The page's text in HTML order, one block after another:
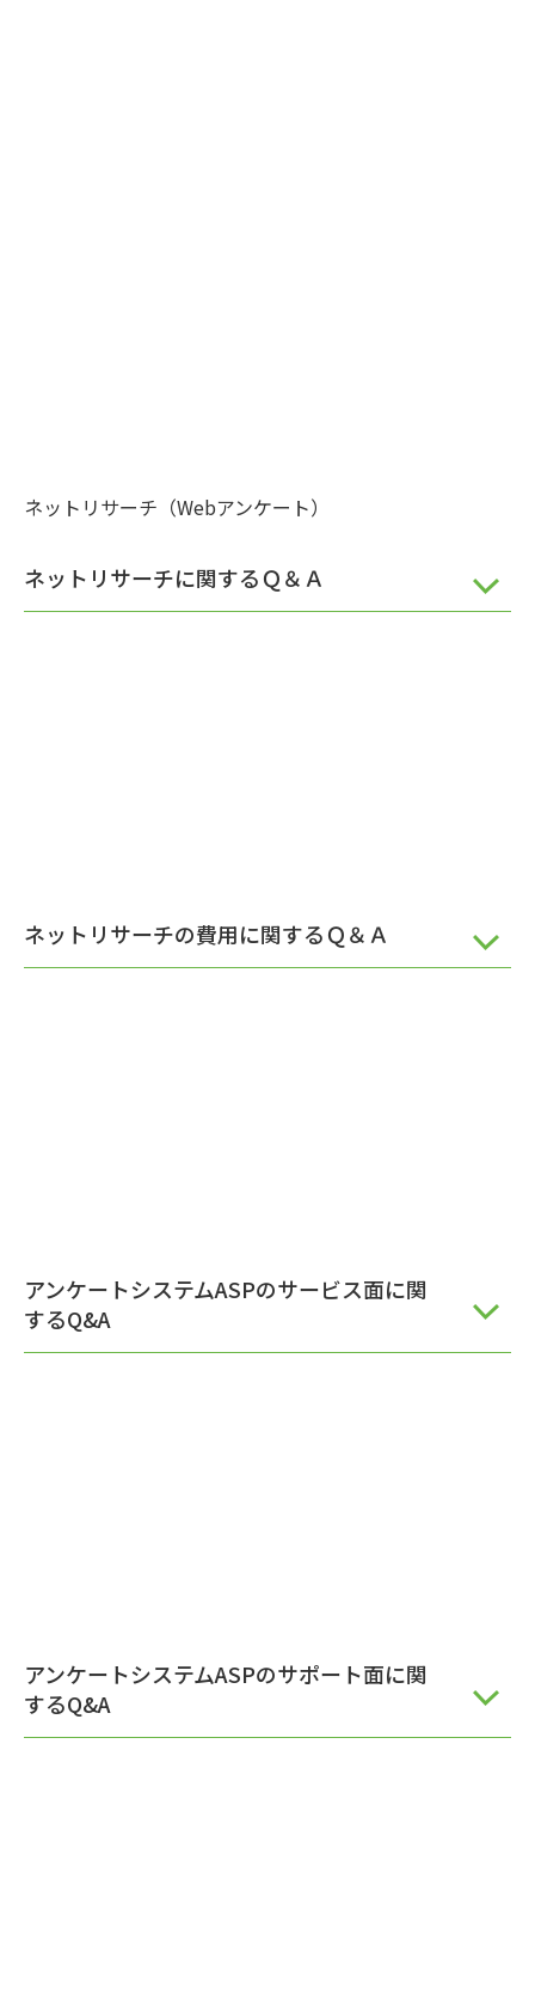
ネットリサーチ（Webアンケート）
ネットリサーチに関するＱ＆Ａ
ネットリサーチの費用に関するＱ＆Ａ
アンケートシステムASPのサービス面に関
するQ&A
アンケートシステムASPのサポート面に関
するQ&A